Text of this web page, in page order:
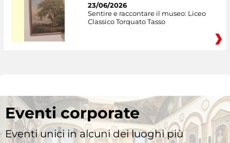
23/06/2026
Sentire e raccontare il museo: Liceo
Classico Torquato Tasso
Eventi corporate
Eventi unici in alcuni dei luoghi più